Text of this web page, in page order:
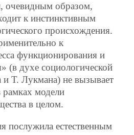
очевидным образом,
к инстинктивным
происхождения.
к
функционирования и
(в духе социологической
и Т. Лукмана) не вызывает
модели
в целом.
послужила естественным